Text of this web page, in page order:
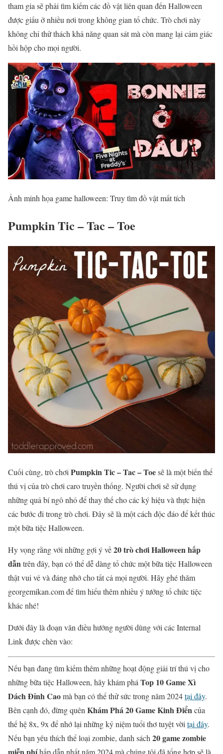
tham gia sẽ phải tìm kiếm các đồ vật liên quan đến Halloween
được giấu ở nhiều nơi trong không gian tổ chức. Trò chơi này
không chỉ thử thách khả năng quan sát mà còn mang lại cảm giác
hồi hộp cho mọi người.
Ảnh minh họa game halloween: Truy tìm đồ vật mất tích
Pumpkin Tic – Tac – Toe
Cuối cùng, trò chơi Pumpkin Tic – Tac – Toesẽ là một biến thể
thú vị của trò chơi caro truyền thống. Người chơi sẽ sử dụng
những quả bí ngô nhỏ để thay thế cho các ký hiệu và thực hiện
các bước đi trong trò chơi. Đây sẽ là một cách độc đáo để kết thúc
một bữa tiệc Halloween.
Hy vọng rằng với những gợi ý về20 trò chơi Halloween hấp
dẫntrên đây, bạn có thể dễ dàng tổ chức một bữa tiệc Halloween
thật vui vẻ và đáng nhớ cho tất cả mọi người. Hãy ghé thăm
georgemikan.com để tìm hiểu thêm nhiều ý tưởng tổ chức tiệc
khác nhé!
Dưới đây là đoạn văn điều hướng người dùng với các Internal
Link được chèn vào:
Nếu bạn đang tìm kiếm thêm những hoạt động giải trí thú vị cho
những bữa tiệc Halloween, hãy khám phá Top 10 Game Xì
Dách Đỉnh Caomà bạn có thể thử sức trong năm 2024tại đây.
Bên cạnh đó, đừng quên Khám Phá 20 Game Kinh Điểncủa
thế hệ 8x, 9x để nhớ lại những kỷ niệm tuổi thơ tuyệt vời tại đây.
Nếu bạn yêu thích thể loại zombie, danh sách 20 game zombie
miễn phíhấp dẫn nhất năm 2024 mà chúng tôi đã tổng hợp sẽ là